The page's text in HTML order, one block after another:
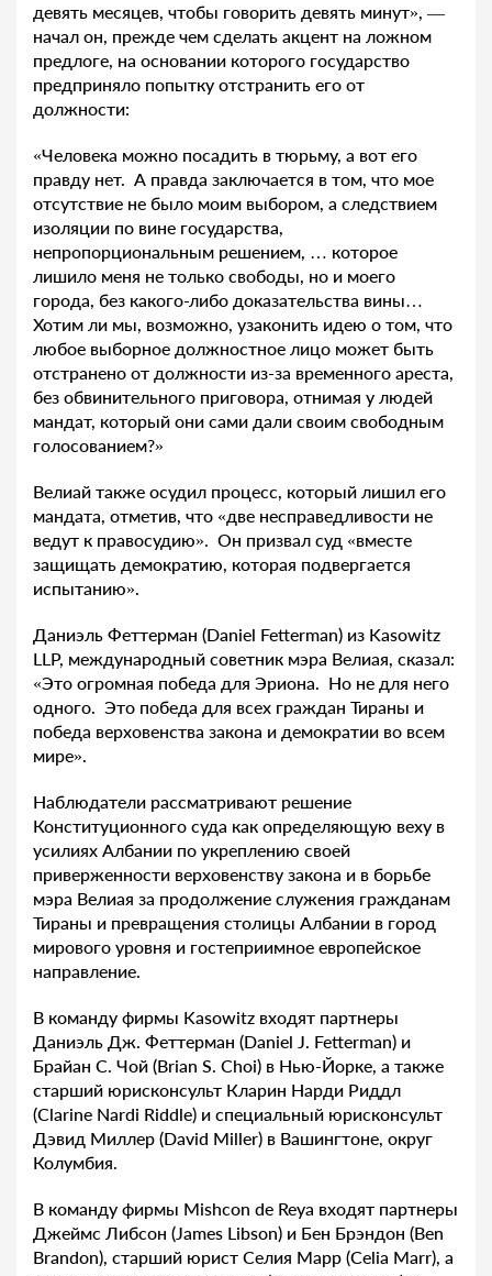
девять месяцев, чтобы говорить девять минут», —
начал он, прежде чем сделать акцент на ложном
предлоге, на основании которого государство
предприняло попытку отстранить его от
должности:
«Человека можно посадить в тюрьму, а вот его
правду нет. А правда заключается в том, что мое
отсутствие не было моим выбором, а следствием
изоляции по вине государства,
непропорциональным решением, … которое
лишило меня не только свободы, но и моего
города, без какого-либо доказательства вины…
Хотим ли мы, возможно, узаконить идею о том, что
любое выборное должностное лицо может быть
отстранено от должности из-за временного ареста,
без обвинительного приговора, отнимая у людей
мандат, который они сами дали своим свободным
голосованием?»
Велиай также осудил процесс, который лишил его
мандата, отметив, что «две несправедливости не
ведут к правосудию». Он призвал суд «вместе
защищать демократию, которая подвергается
испытанию».
Даниэль Феттерман (Daniel Fetterman) из Kasowitz
LLP, международный советник мэра Велиая, сказал:
«Это огромная победа для Эриона. Но не для него
одного. Это победа для всех граждан Тираны и
победа верховенства закона и демократии во всем
мире».
Наблюдатели рассматривают решение
Конституционного суда как определяющую веху в
усилиях Албании по укреплению своей
приверженности верховенству закона и в борьбе
мэра Велиая за продолжение служения гражданам
Тираны и превращения столицы Албании в город
мирового уровня и гостеприимное европейское
направление.
В команду фирмы Kasowitz входят партнеры
Даниэль Дж. Феттерман (Daniel J. Fetterman) и
Брайан С. Чой (Brian S. Choi) в Нью-Йорке, а также
старший юрисконсульт Кларин Нарди Риддл
(Clarine Nardi Riddle) и специальный юрисконсульт
Дэвид Миллер (David Miller) в Вашингтоне, округ
Колумбия.
В команду фирмы Mishcon de Reya входят партнеры
Джеймс Либсон (James Libson) и Бен Брэндон (Ben
Brandon), старший юрист Селия Марр (Celia Marr), а